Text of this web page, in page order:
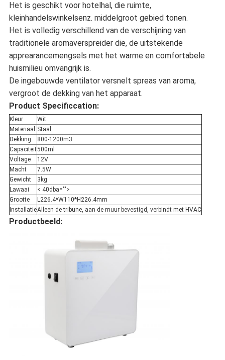
Het is geschikt voor hotelhal, die ruimte,
kleinhandelswinkelsenz. middelgroot gebied tonen.
Het is volledig verschillend van de verschijning van
traditionele aromaverspreider die, de uitstekende
apprearancemengsels met het warme en comfortabele
huismilieu omvangrijk is.
De ingebouwde ventilator versnelt spreas van aroma,
vergroot de dekking van het apparaat.
Product Specificcation:
Kleur
Wit
Materiaal
Staal
Dekking
800-1200m3
Capaciteit500ml
Voltage
12V
Macht
7.5W
Gewicht
3kg
Lawaai
< 40dba="">
Grootte
L226.4*W110*H226.4mm
InstallatieAlleen de tribune, aan de muur bevestigd, verbindt met HVAC
Productbeeld: